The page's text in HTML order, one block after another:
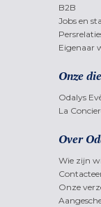
B2B
Jobs en
Eigenaar
Onze
Odalys
La
Over
Wie zijn
Onze